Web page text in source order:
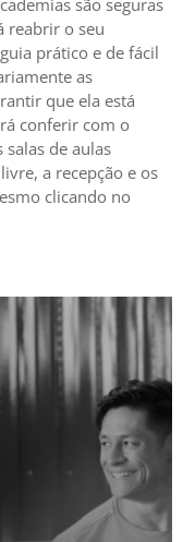
reabrir o seu
prático e de fácil
as
que ela está
conferir com o
de aulas
a recepção e os
clicando no